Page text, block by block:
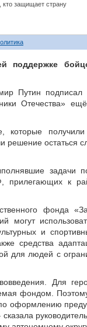
кто защищает страну
поддержке
Путин подписал
Отечества»
которые
решение остаться
задачи
прилегающих к
фонда
могут
и
средства
для людей с
Для
фондом.
оформлению